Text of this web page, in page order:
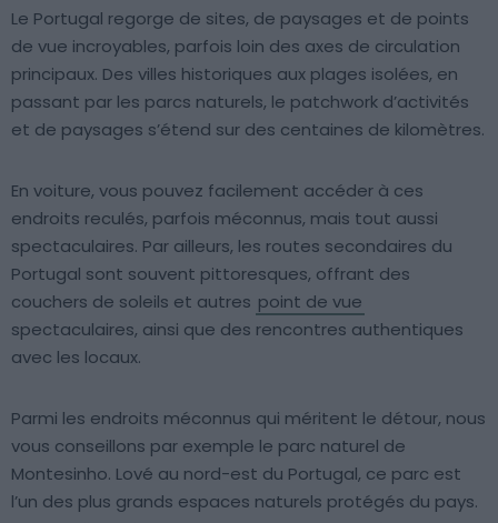
Le Portugal regorge de sites, de paysages et de points
de vue incroyables, parfois loin des axes de circulation
principaux. Des villes historiques aux plages isolées, en
passant par les parcs naturels, le patchwork d’activités
et de paysages s’étend sur des centaines de kilomètres.
En voiture, vous pouvez facilement accéder à ces
endroits reculés, parfois méconnus, mais tout aussi
spectaculaires. Par ailleurs, les routes secondaires du
Portugal sont souvent pittoresques, offrant des
couchers de soleils et autres point de vue
spectaculaires, ainsi que des rencontres authentiques
avec les locaux.
Parmi les endroits méconnus qui méritent le détour, nous
vous conseillons par exemple le parc naturel de
Montesinho. Lové au nord-est du Portugal, ce parc est
l’un des plus grands espaces naturels protégés du pays.